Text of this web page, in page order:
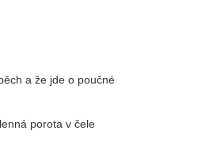
a že jde o poučné
porota v čele